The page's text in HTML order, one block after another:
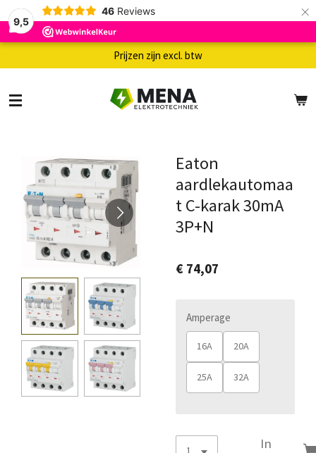
9,5
46 Reviews ×
Prijzen zijn excl. btw
Eaton
aardlekautomaa
t C-karak 30mA
3P+N
€ 74,07
Amperage
16A 20A
25A 32A
In